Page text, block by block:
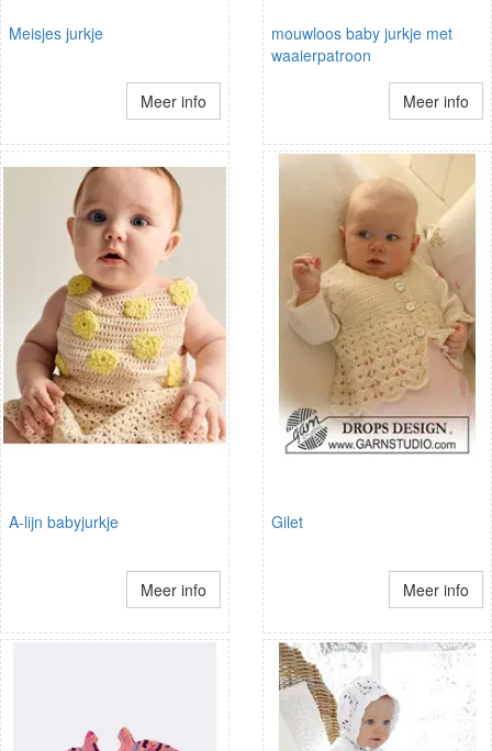
Meisjes jurkje
Meer info
mouwloos baby jurkje met
waaierpatroon
Meer info
A-lijn babyjurkje
Meer info
Gilet
Meer info